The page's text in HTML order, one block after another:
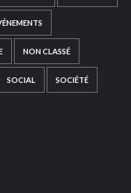
NON CLASSÉ
SOCIAL SOCIÉTÉ